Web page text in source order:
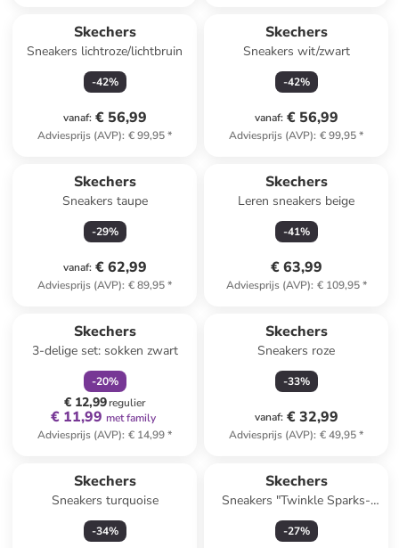
Skechers
Sneakers lichtroze/lichtbruin
-42%
vanaf: € 56,99
Adviesprijs (AVP): € 99,95*
Skechers
Sneakers wit/zwart
-42%
vanaf: € 56,99
Adviesprijs (AVP): € 99,95*
Skechers
Sneakers taupe
-29%
vanaf: € 62,99
Adviesprijs (AVP): € 89,95*
Skechers
Leren sneakers beige
-41%
€ 63,99
Adviesprijs (AVP): € 109,95*
Skechers
3-delige set: sokken zwart
-20%
€ 12,99regulier
€ 11,99 met family
Adviesprijs (AVP): € 14,99*
Skechers
Sneakers roze
-33%
vanaf: € 32,99
Adviesprijs (AVP): € 49,95*
Skechers
Sneakers turquoise
-34%
Skechers
Sneakers "Twinkle Sparks-
Jumpin' Clouds" meerkleurig
-27%